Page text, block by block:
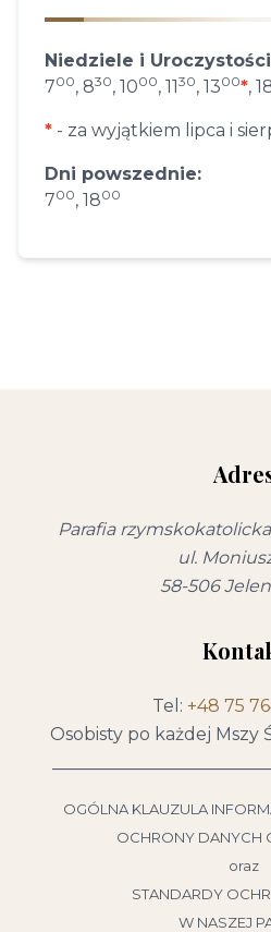
Niedziele i
700, 830, 1000, 1130, 1300*,
* - za wyjątkiem lipca i
Dni powszednie:
700, 1800
Parafia
ul.
58-506
Tel: +48 75
Osobisty po każdej Mszy
OGÓLNA KLAUZULA
OCHRONY DANYCH
oraz
STANDARDY
W NASZEJ